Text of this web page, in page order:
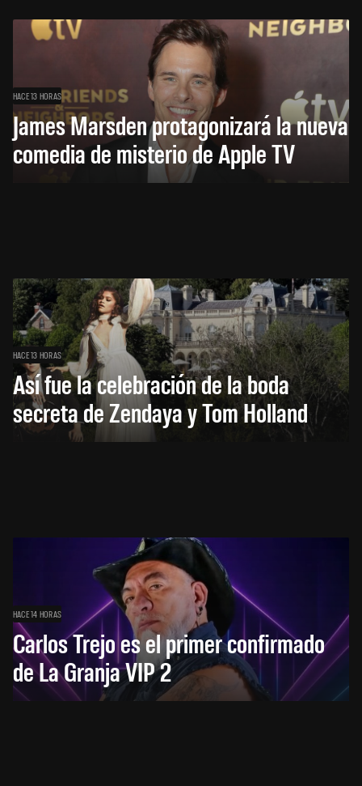
HACE 13 HORAS
James Marsden protagonizará la nueva
comedia de misterio de Apple TV
HACE 13 HORAS
Así fue la celebración de la boda
secreta de Zendaya y Tom Holland
HACE 14 HORAS
Carlos Trejo es el primer confirmado
de La Granja VIP 2